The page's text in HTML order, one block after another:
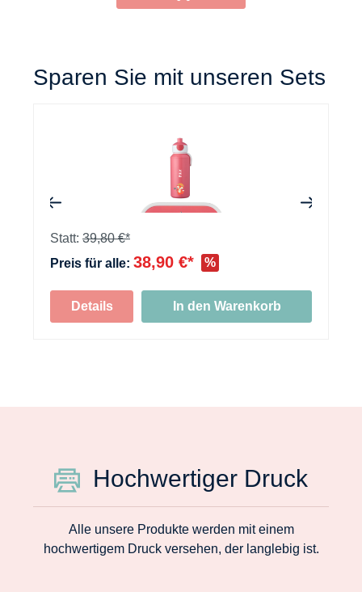
Sparen Sie mit unseren Sets
Statt: 39,80 €*
Preis für alle: 38,90 €* %
Details In den Warenkorb
Hochwertiger Druck
Alle unsere Produkte werden mit einem
hochwertigem Druck versehen, der langlebig ist.